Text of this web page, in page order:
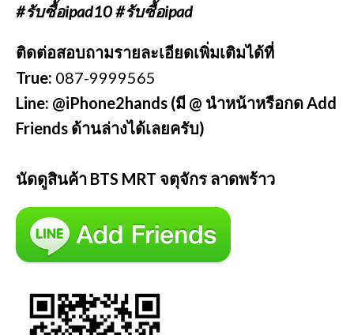
#รับซื้อipad10#รับซื้อipad
ติดต่อสอบถามรายละเอียดเพิ่มเติมได้ที่
True: 087-9999565
Line: @iPhone2hands (มี @ นำหน้าหรือกด Add
Friends ด้านล่างได้เลยครับ)
นัดดูสินค้า BTS MRT จตุจักร ลาดพร้าว